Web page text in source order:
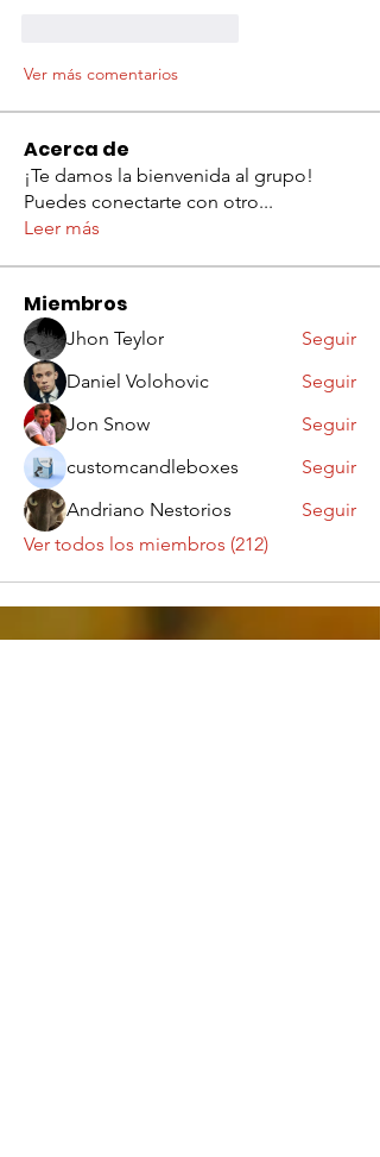
Ver más comentarios
Acerca de
¡Te damos la bienvenida al grupo!
Puedes conectarte con otro...
Leer más
Miembros
Jhon Teylor
Seguir
Daniel Volohovic
Seguir
Jon Snow
Seguir
customcandleboxes
Seguir
Andriano Nestorios
Seguir
Ver todos los miembros (212)